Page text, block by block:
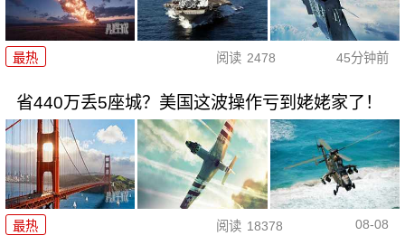
最热 阅读 2478 45分钟前
省440万丢5座城？美国这波操作亏到姥姥家了！
最热 阅读 18378 08-08